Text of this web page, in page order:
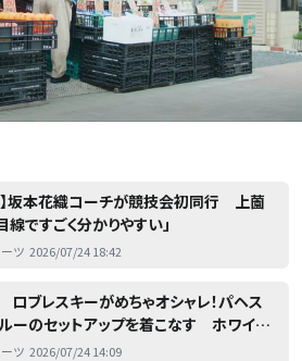
】坂本花織コーチが競技会初同行 上薗
線ですごく分かりやすい」
ツ 2026/07/24 18:42
ブレスキーがめちゃオシャレ！パヘス
ーのセットアップを着こなす ホワイト
フォーマルな出で立ち ファンの注目集
ツ 2026/07/24 14:09